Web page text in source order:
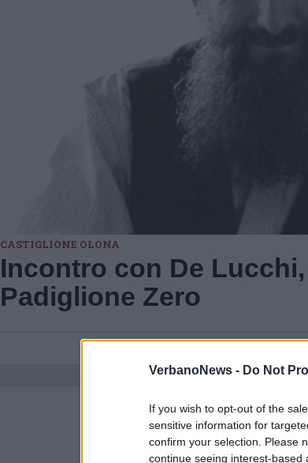
VerbanoNews - Do Not
If you wish to opt-out of the
sensitive information for
confirm your selection. Please
continue seeing interest-
CASTIGLIONE OLONA
Incontro con De
Padiglione Zero
Guarda